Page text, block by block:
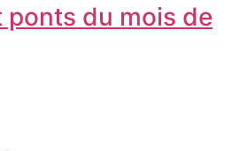
ponts du mois de